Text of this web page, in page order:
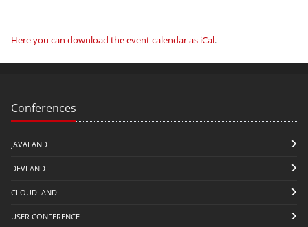
Here you can download the event calendar as iCal.
Conferences
JAVALAND
DEVLAND
CLOUDLAND
USER CONFERENCE